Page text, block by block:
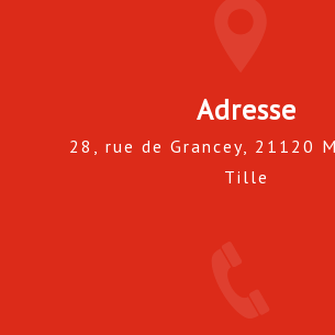
Adresse
28, rue de Grancey, 21120 Marey-sur-
Tille